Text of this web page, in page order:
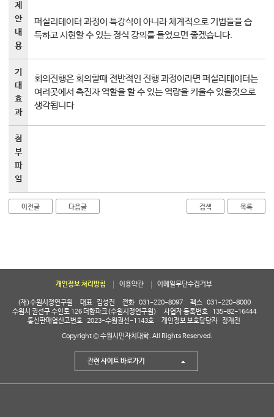
자주묻는질문
1:1온라인상담
제
안
내
용
퍼실리테이터 과정이 특강식이 아니라 체계적으로 기법들을 습
득하고 시현할 수 있는 정식 강의를 들었으면 좋겠습니다.
기
대
효
과
회의진행은 회의할때 전반적인 진행 과정이라면 퍼실리테이터는
여러곳에서 촉진자 역할을 할 수 있는 역량을 키울수 있을것으로
생각됩니다
첨
부
파
일
이전글 다음글 검색 목록
개인정보 처리방침 이용약관 이메일무단수집거부
(재)수원시정연구원 대표 김성진 전화 031-220-8097 팩스
031-220-8000
수원시 권선구 수인로 126 더함파크(수원시정연구원)
사업자 등록번호
135-82-16444
통신판매업신고번호 2023-수원권선-1143호 개인정보 보호담당자 정재진
Copyright © 수원시민자치대학. All Rights Reserved.
관련 사이트 바로가기